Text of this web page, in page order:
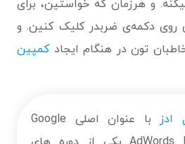
و هرزمان که خواستین، برای
روی دکمه‌ی ضربدر کلیک کنین. و
تون در هنگام ایجادکمپین
ادز
با عنوان اصلی Google